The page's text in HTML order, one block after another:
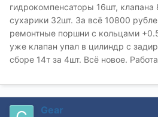
гидрокомпенсаторы 16шт,
сухарики 32шт. За всё 10800
ремонтные поршни с кольцами
уже клапан упал в цилиндр с
сборе 14т за 4шт. Всё новое.
Gear